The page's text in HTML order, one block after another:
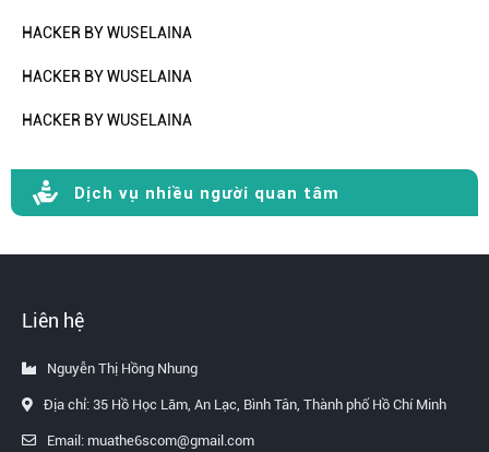
HACKER BY WUSELAINA
HACKER BY WUSELAINA
HACKER BY WUSELAINA
Dịch vụ nhiều người quan tâm
Liên hệ
Nguyễn Thị Hồng Nhung
Địa chỉ: 35 Hồ Học Lãm, An Lạc, Bình Tân, Thành phố Hồ Chí Minh
Email: muathe6scom@gmail.com